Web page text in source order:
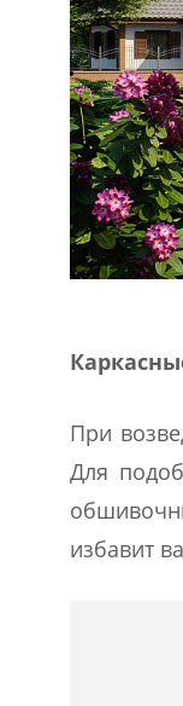
При
Для
избавит